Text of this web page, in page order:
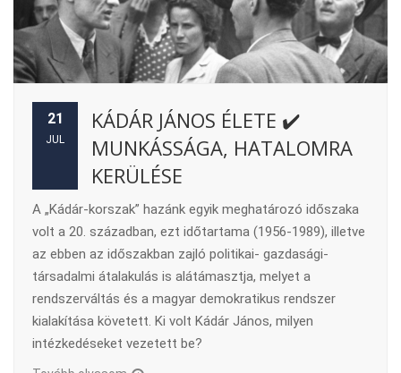
21
JUL
KÁDÁR JÁNOS ÉLETE ✔️
MUNKÁSSÁGA, HATALOMRA
KERÜLÉSE
A „Kádár-korszak” hazánk egyik meghatározó időszaka
volt a 20. században, ezt időtartama (1956-1989), illetve
az ebben az időszakban zajló politikai- gazdasági-
társadalmi átalakulás is alátámasztja, melyet a
rendszerváltás és a magyar demokratikus rendszer
kialakítása követett. Ki volt Kádár János, milyen
intézkedéseket vezetett be?